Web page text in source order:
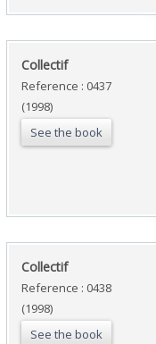
‎Collectif‎
Reference : 0437
(1998)
See the book
‎Collectif‎
Reference : 0438
(1998)
See the book